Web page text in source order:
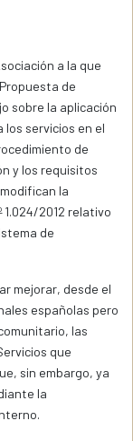
a la que
de
sobre la aplicación
servicios en el
de
y los requisitos
la
1.024/2012 relativo
de
mejorar, desde el
españolas pero
las
que
sin embargo, ya
la